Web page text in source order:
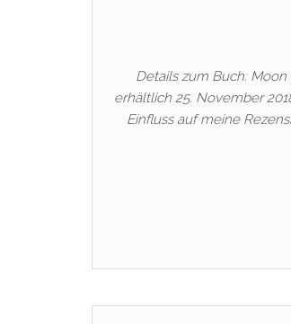
Details zum Buch:
erhältlich 25. November
Einfluss auf meine